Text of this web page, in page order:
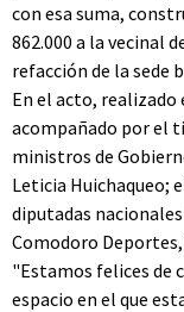
con esa suma,
862.000 a la vecinal
refacción de la sede
En el acto, realizado
acompañado por el
ministros de
Leticia Huichaqueo;
diputadas
Comodoro
"Estamos felices de
espacio en el que